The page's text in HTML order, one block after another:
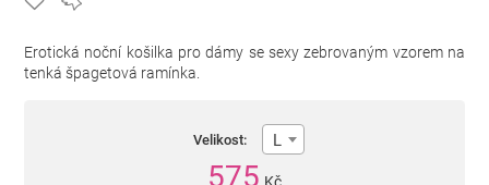
Erotická noční košilka pro dámy se sexy zebrovaným vzorem na
tenká špagetová ramínka.
Velikost: L
575